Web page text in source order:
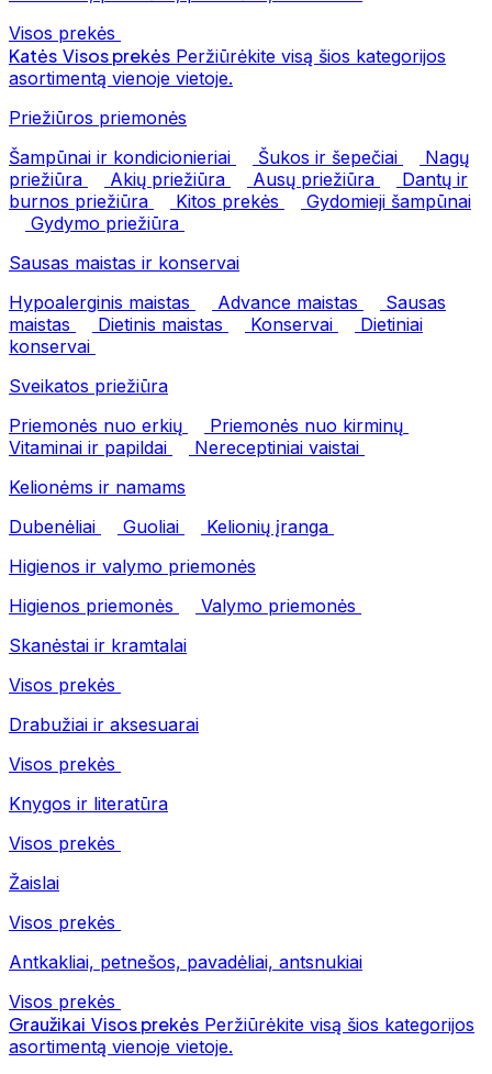
Visos prekės
Katės Visos prekės Peržiūrėkite visą šios kategorijos
asortimentą vienoje vietoje.
Priežiūros priemonės
Šampūnai ir kondicionieriai
Šukos ir šepečiai
Nagų
priežiūra
Akių priežiūra Ausų priežiūra
Dantų ir
burnos priežiūra
Kitos prekės
Gydomieji šampūnai
Gydymo priežiūra
Sausas maistas ir konservai
Hypoalerginis maistas
Advance maistas
Sausas
maistas
Dietinis maistas Konservai
Dietiniai
konservai
Sveikatos priežiūra
Priemonės nuo erkių
Priemonės nuo kirminų
Vitaminai ir papildai
Nereceptiniai vaistai
Kelionėms ir namams
Dubenėliai
Guoliai
Kelionių įranga
Higienos ir valymo priemonės
Higienos priemonės
Valymo priemonės
Skanėstai ir kramtalai
Visos prekės
Drabužiai ir aksesuarai
Visos prekės
Knygos ir literatūra
Visos prekės
Žaislai
Visos prekės
Antkakliai, petnešos, pavadėliai, antsnukiai
Visos prekės
Graužikai Visos prekės Peržiūrėkite visą šios kategorijos
asortimentą vienoje vietoje.